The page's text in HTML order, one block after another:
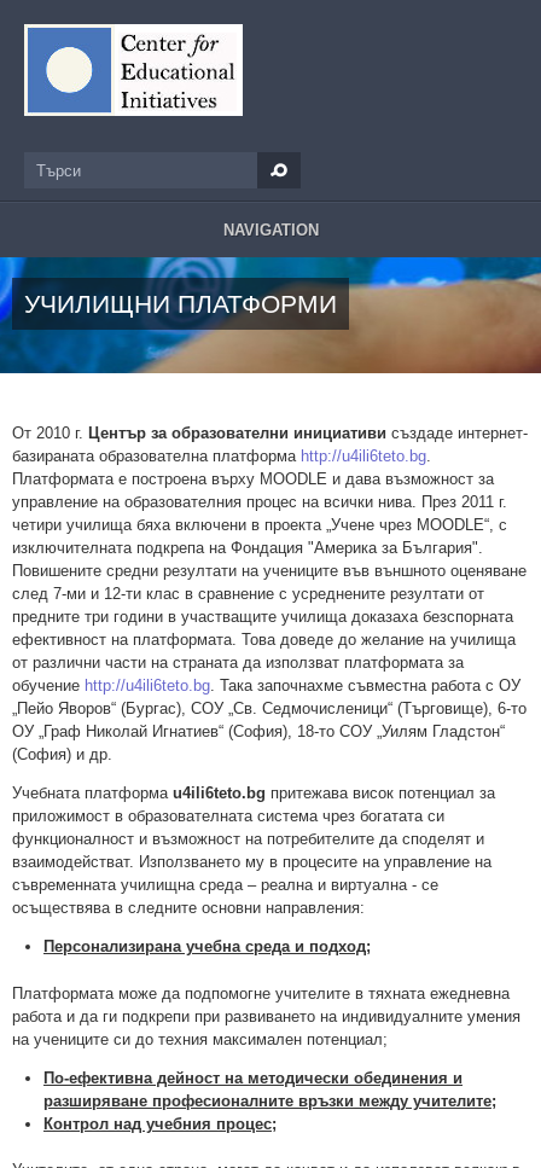
Търси
NAVIGATION
УЧИЛИЩНИ ПЛАТФОРМИ
От 2010 г. Център за образователни инициативи създаде интернет-
базираната образователна платформа http://u4ili6teto.bg.
Платформата е построена върху MOODLE и дава възможност за
управление на образователния процес на всички нива. През 2011 г.
четири училища бяха включени в проекта „Учене чрез MOODLE“, с
изключителната подкрепа на Фондация "Америка за България".
Повишените средни резултати на учениците във външното оценяване
след 7-ми и 12-ти клас в сравнение с усреднените резултати от
предните три години в участващите училища доказаха безспорната
ефективност на платформата. Това доведе до желание на училища
от различни части на страната да използват платформата за
обучение http://u4ili6teto.bg. Така започнахме съвместна работа с ОУ
„Пейо Яворов“ (Бургас), СОУ „Св. Седмочисленици“ (Търговище), 6-то
ОУ „Граф Николай Игнатиев“ (София), 18-то СОУ „Уилям Гладстон“
(София) и др.
Учебната платформа u4ili6teto.bg притежава висок потенциал за
приложимост в образователната система чрез богатата си
функционалност и възможност на потребителите да споделят и
взаимодействат. Използването му в процесите на управление на
съвременната училищна среда – реална и виртуална - се
осъществява в следните основни направления:
Персонализирана учебна среда и подход;
Платформата може да подпомогне учителите в тяхната ежедневна
работа и да ги подкрепи при развиването на индивидуалните умения
на учениците си до техния максимален потенциал;
По-ефективна дейност на методически обединения и
разширяване професионалните връзки между учителите;
Контрол над учебния процес;